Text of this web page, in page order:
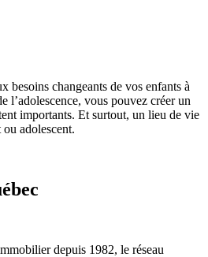
besoins changeants de vos enfants à
l’adolescence, vous pouvez créer un
importants. Et surtout, un lieu de vie
adolescent.
depuis 1982, le réseau